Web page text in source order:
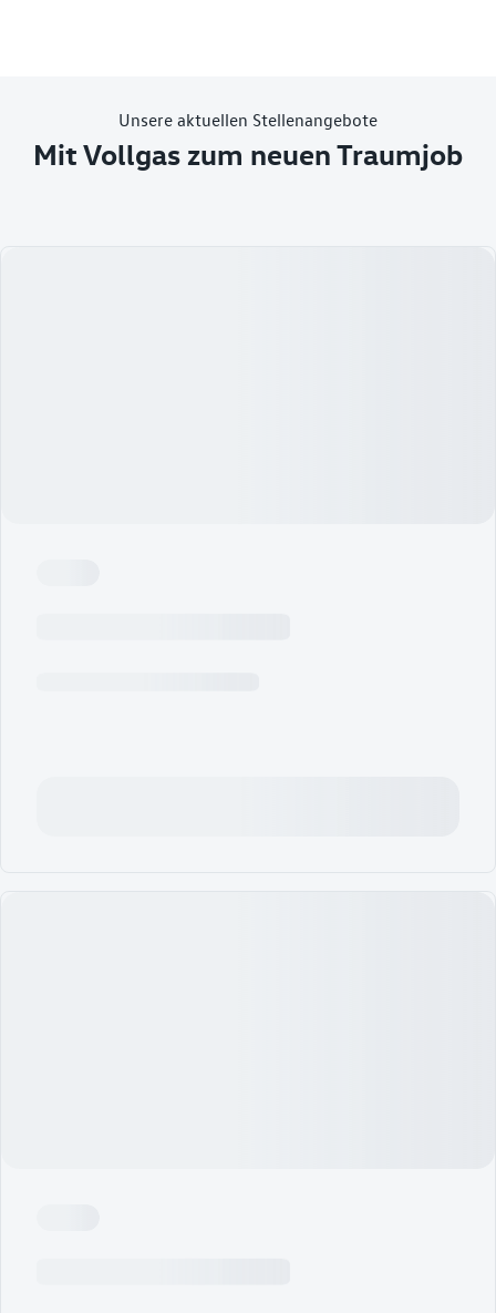
Unsere aktuellen Stellenangebote
Mit Vollgas zum neuen Traumjob